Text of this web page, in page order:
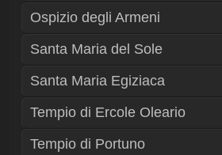
Ospizio degli Armeni
Santa Maria del Sole
Santa Maria Egiziaca
Tempio di Ercole Oleario
Tempio di Portuno